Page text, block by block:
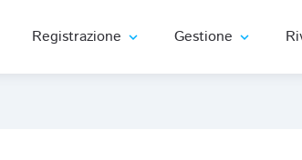
Registrazione expand_more Gestione expand_more